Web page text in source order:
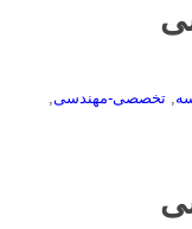
, تخصصی-مهندسی,